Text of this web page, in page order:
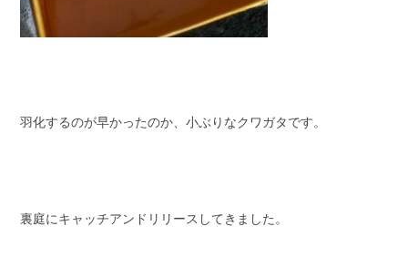
羽化するのが早かったのか、小ぶりなクワガタです。
裏庭にキャッチアンドリリースしてきました。